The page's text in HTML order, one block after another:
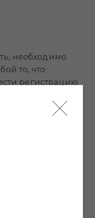
необходимо
то, что
регистрацию
в себя
какие